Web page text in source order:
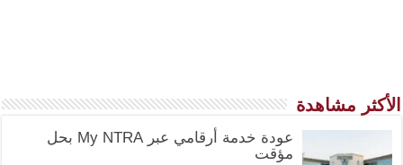
الأكثر مشاهدة
عودة خدمة أرقامي عبر My NTRA بحل
مؤقت